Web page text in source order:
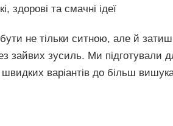
здорові та смачні ідеї
не тільки ситною, але й
зайвих зусиль. Ми підготували
варіантів до більш